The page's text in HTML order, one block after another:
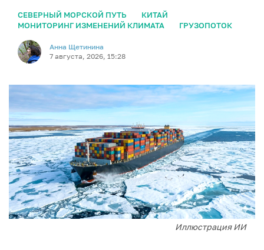
СЕВЕРНЫЙ МОРСКОЙ ПУТЬ
КИТАЙ
МОНИТОРИНГ ИЗМЕНЕНИЙ КЛИМАТА
ГРУЗОПОТОК
Анна Щетинина
7 августа, 2026, 15:28
Иллюстрация ИИ